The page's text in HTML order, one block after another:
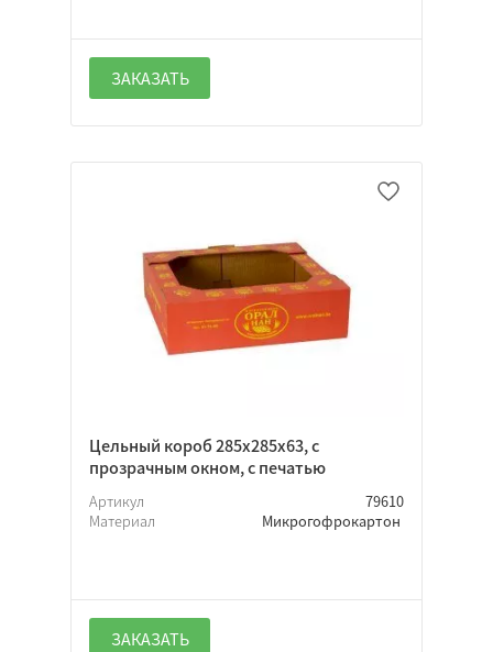
Неважно
Нет
Неважно
ЗАКАЗАТЬ
Цельный короб 285х285х63, с
прозрачным окном, с печатью
Артикул
79610
Материал
Микрогофрокартон
ЗАКАЗАТЬ